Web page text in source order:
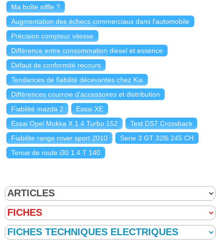
Ma boîte siffle ?
Augmentation des échecs commerciaux dans l'automobile
Précision compteur vitesse
Différence entre consommation diesel et essence
Défaut de conformité recours
Tendances de fiabilité décevantes chez Kia
Différences courroie d'accessoires et distribution
Fiabilité mazda 2
Essai XE
Essai Opel Mokka X 1.4 Turbo 152
Test DS7 Crossback
Fiabilite range rover sport 2010
Serie 3 GT 328i 245 CH
Tenue de route i30 1.4 T 140